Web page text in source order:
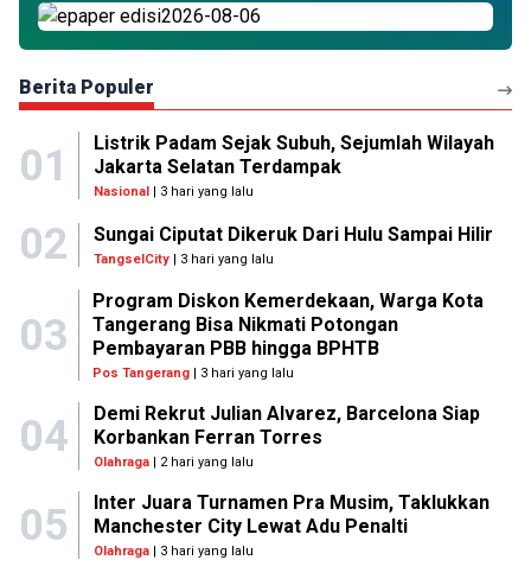
Berita Populer
01
Listrik Padam Sejak Subuh, Sejumlah Wilayah
Jakarta Selatan Terdampak
Nasional| 3 hari yang lalu
02 Sungai Ciputat Dikeruk Dari Hulu Sampai Hilir
TangselCity | 3 hari yang lalu
03
Program Diskon Kemerdekaan, Warga Kota
Tangerang Bisa Nikmati Potongan
Pembayaran PBB hingga BPHTB
Pos Tangerang | 3 hari yang lalu
04
Demi Rekrut Julian Alvarez, Barcelona Siap
Korbankan Ferran Torres
Olahraga| 2 hari yang lalu
05
Inter Juara Turnamen Pra Musim, Taklukkan
Manchester City Lewat Adu Penalti
Olahraga| 3 hari yang lalu